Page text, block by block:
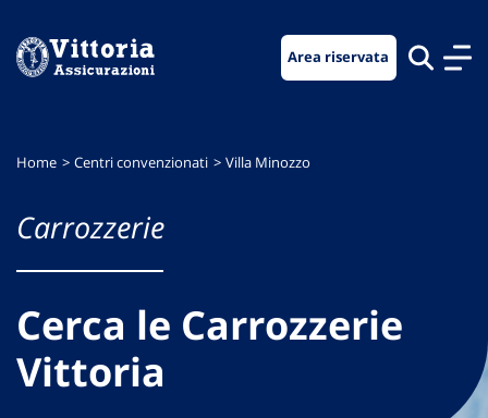
menu
contenuto
footer
Area riservata
Home Centri convenzionati Villa Minozzo
Carrozzerie
Cerca le Carrozzerie
Vittoria